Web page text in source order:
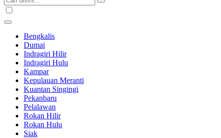
Bengkalis
Dumai
Indragiri Hilir
Indragiri Hulu
Kampar
Kepulauan Meranti
Kuantan Singingi
Pekanbaru
Pelalawan
Rokan Hilir
Rokan Hulu
Siak